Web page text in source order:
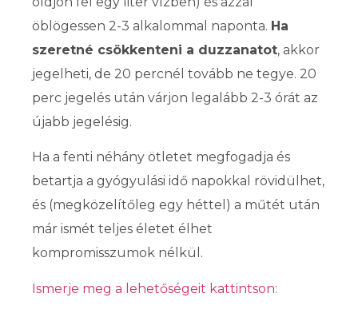
öblögessen 2-3 alkalommal naponta. Ha
szeretné csökkenteni a duzzanatot, akkor
jegelheti, de 20 percnél tovább ne tegye. 20
perc jegelés után várjon legalább 2-3 órát az
újabb jegelésig.
Ha a fenti néhány ötletet megfogadja és
betartja a gyógyulási idő napokkal rövidülhet,
és (megközelítőleg egy héttel) a műtét után
már ismét teljes életet élhet
kompromisszumok nélkül.
Ismerje meg a lehetőségeit kattintson: